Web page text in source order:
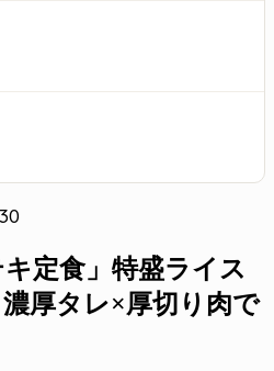
キ定食」特盛ライス
厚タレ×厚切り肉で